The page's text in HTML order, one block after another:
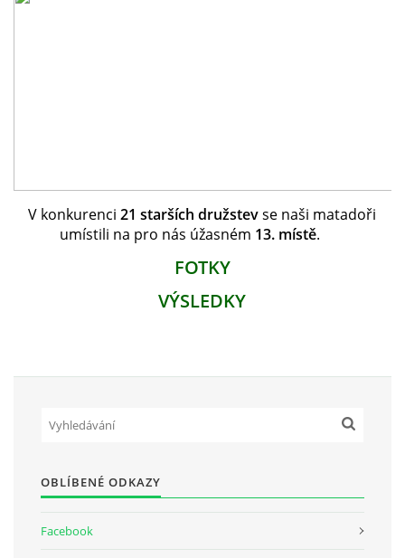
V konkurenci 21 starších družstevse naši matadoři
umístili na pro nás úžasném 13. místě.
FOTKY
VÝSLEDKY
OBLÍBENÉ ODKAZY
Facebook